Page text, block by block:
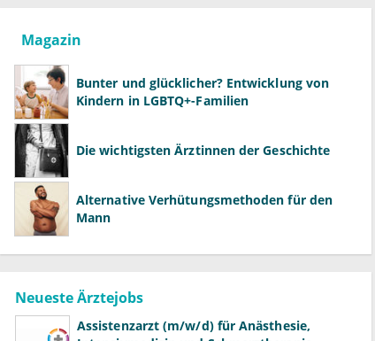
Magazin
Bunter und glücklicher? Entwicklung von
Kindern in LGBTQ+-Familien
Die wichtigsten Ärztinnen der Geschichte
Alternative Verhütungsmethoden für den
Mann
Neueste Ärztejobs
Assistenzarzt (m/w/d) für Anästhesie,